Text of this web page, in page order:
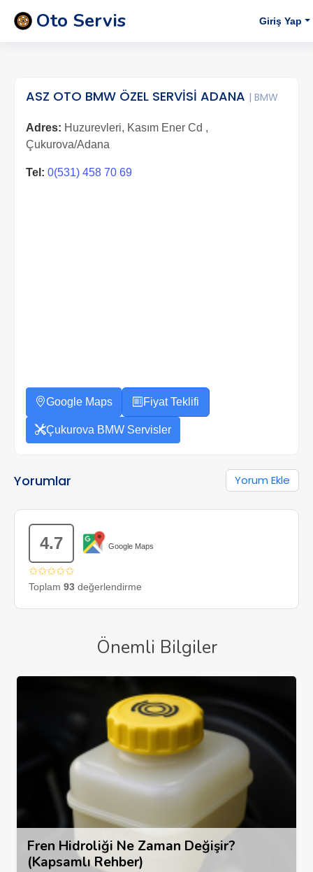
Oto Servis Giriş Yap
ASZ OTO BMW ÖZEL SERVİSİ ADANA | BMW
Adres: Huzurevleri, Kasım Ener Cd ,
Çukurova/Adana
Tel: 0(531) 458 70 69
Google Maps Fiyat Teklifi
Çukurova BMW Servisler
Yorumlar Yorum Ekle
4.7 Google Maps
✩✩✩✩✩
Toplam 93 değerlendirme
Önemli Bilgiler
Fren Hidroliği Ne Zaman Değişir?
(Kapsamlı Rehber)